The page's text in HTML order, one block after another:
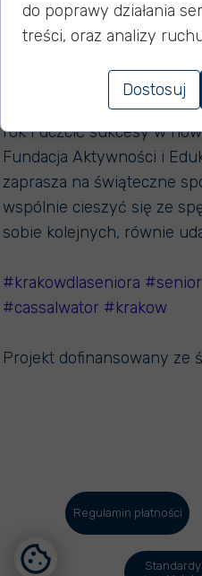
Regulamin płatności
15 grudnia 2022
Święta to okazja nie tylko
również czas w którym
rok i uczcić sukcesy w
Fundacja Aktywności i
zaprasza na świąteczne
wspólnie cieszyć się ze
sobie kolejnych, równie
#krakowdlaseniora #senior
#cassalwator #krakow
Projekt dofinansowany ze
do poprawy działania
treści, oraz analizy
Dostosuj